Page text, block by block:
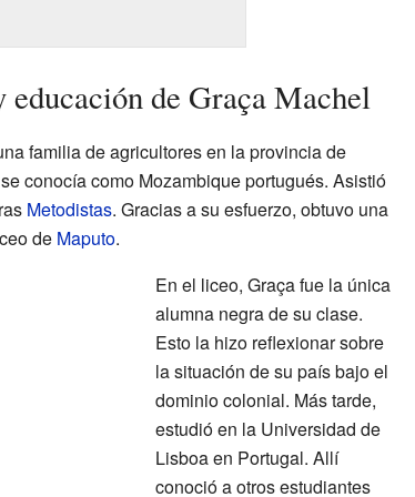
educación de Graça Machel
familia de agricultores en la provincia de
conocía como Mozambique portugués. Asistió
Metodistas. Gracias a su esfuerzo, obtuvo una
de Maputo.
En el liceo, Graça fue la única
alumna negra de su clase.
Esto la hizo reflexionar sobre
la situación de su país bajo el
dominio colonial. Más tarde,
estudió en la Universidad de
Lisboa en Portugal. Allí
conoció a otros estudiantes